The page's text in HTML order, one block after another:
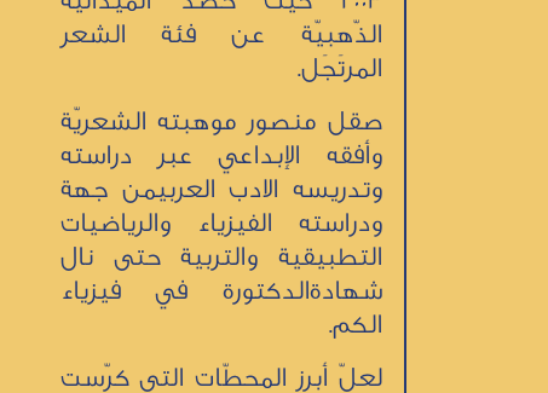
الذّهبيّة عن فئة الشعر
المرتَجَل.
صقل منصور موهبته الشعريّة
وأفقه الإبداعي عبر دراسته
وتدريسه الادب العربيمن جهة
ودراسته الفيزياء والرياضيات
التطبيقية والتربية حتى نال
شهادةالدكتورة في فيزياء
الكم.
لعلّ أبرز المحطّات التي كرّست